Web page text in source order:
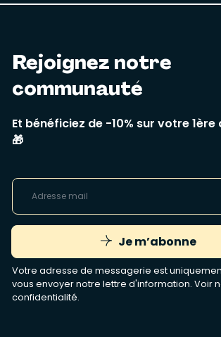
Rejoignez notre
communauté
Et bénéficiez de -10% sur votre
🎁
Je m’abonne
Votre adresse de messagerie est
vous envoyer notre lettre d'information. Voir
confidentialité.